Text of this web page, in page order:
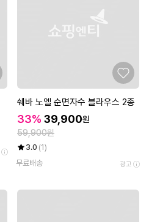
쉐바 노엘 순면자수 블라우스 2종
33% 39,900원
59,900원
3.0 (1)
무료배송
광고